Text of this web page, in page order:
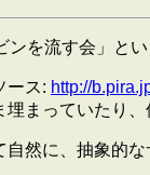
を流す会」と
ース: http://
まっていたり
然に、抽象的